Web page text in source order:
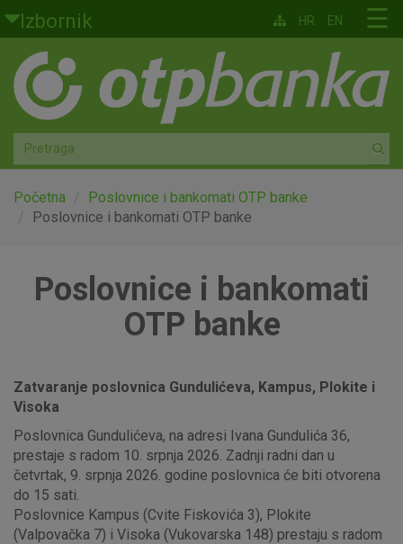
Skoči na glavni sadržaj
Izbornik
Građani
Privatno bankarstvo
Agro
Mala poduzeća i obrtnici
Globalna tržišta
☰
HR EN
Početna
Poslovnice i bankomati OTP banke
Poslovnice i bankomati OTP banke
Poslovnice i bankomati
OTP banke
Zatvaranje poslovnica Gundulićeva, Kampus, Plokite i
Visoka
Poslovnica Gundulićeva, na adresi Ivana Gundulića 36,
prestaje s radom 10. srpnja 2026. Zadnji radni dan u
četvrtak, 9. srpnja 2026. godine poslovnica će biti otvorena
do 15 sati.
Poslovnice Kampus (Cvite Fiskovića 3), Plokite
(Valpovačka 7) i Visoka (Vukovarska 148) prestaju s radom